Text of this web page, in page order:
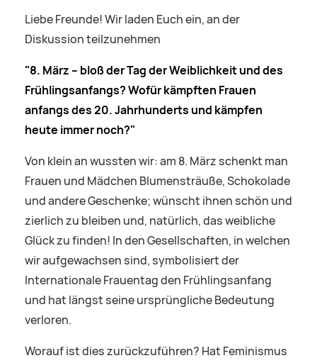
Liebe Freunde! Wir laden Euch ein, an der
Diskussion teilzunehmen
"8. März – bloß der Tag der Weiblichkeit und des
Frühlingsanfangs? Wofür kämpften Frauen
anfangs des 20. Jahrhunderts und kämpfen
heute immer noch?"
Von klein an wussten wir: am 8. März schenkt man
Frauen und Mädchen Blumensträuße, Schokolade
und andere Geschenke; wünscht ihnen schön und
zierlich zu bleiben und, natürlich, das weibliche
Glück zu finden! In den Gesellschaften, in welchen
wir aufgewachsen sind, symbolisiert der
Internationale Frauentag den Frühlingsanfang
und hat längst seine ursprüngliche Bedeutung
verloren.
Worauf ist dies zurückzuführen? Hat Feminismus